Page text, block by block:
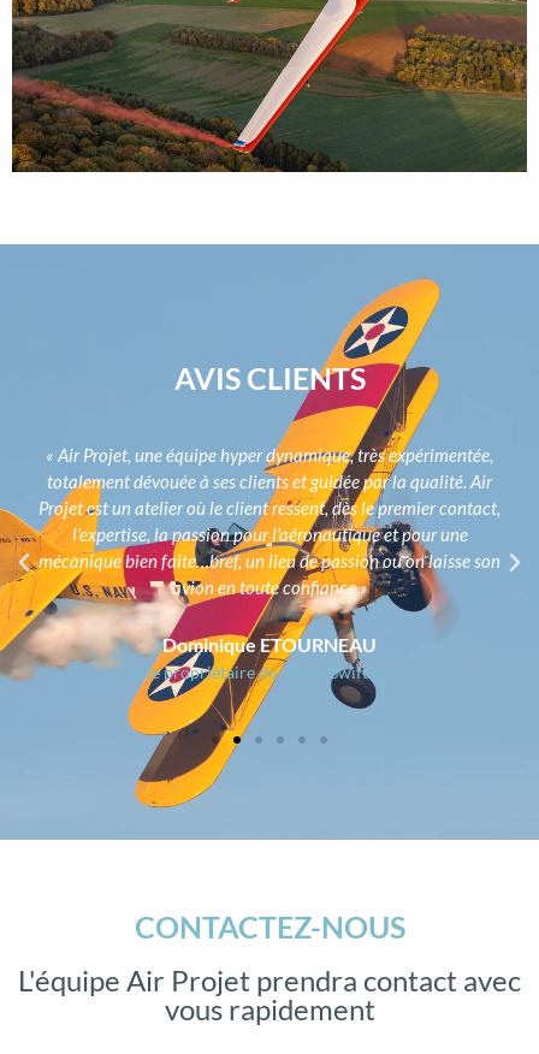
AVIS CLIENTS
« Air Projet, une équipe hyper dynamique, très expérimentée,
totalement dévouée à ses clients et guidée par la qualité. Air
Projet est un atelier où le client ressent, dès le premier contact,
l'expertise, la passion pour l'aéronautique et pour une
mécanique bien faite…bref, un lieu de passion ou on laisse son
avion en toute confiance »
Dominique ETOURNEAU
Pilote propriétaire du Globe Swift N2451
CONTACTEZ-NOUS
L'équipe Air Projet prendra contact avec
vous rapidement